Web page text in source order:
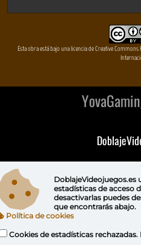
Esta obra está bajo una licencia de Creative
DoblajeVideojuegos.es
estadísticas de acceso
desactivarlas puedes
que encontrarás abajo.
Política de cookies
Cookies de estadísticas